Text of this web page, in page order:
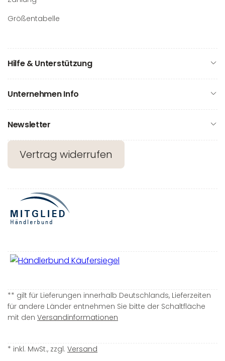
Größentabelle
Hilfe & Unterstützung
Unternehmen Info
Newsletter
Vertrag widerrufen
** gilt für Lieferungen innerhalb Deutschlands, Lieferzeiten
für andere Länder entnehmen Sie bitte der Schaltfläche
mit den Versandinformationen
* inkl. MwSt., zzgl. Versand